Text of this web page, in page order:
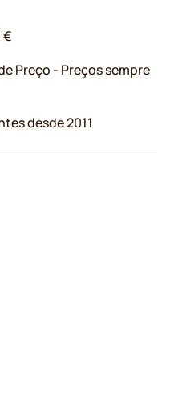
€
Preço - Preços sempre
desde 2011